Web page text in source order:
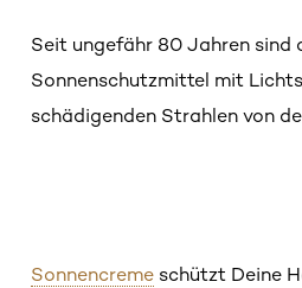
Seit ungefähr 80 Jahren sind
Sonnenschutzmittel mit
schädigenden Strahlen von
Sonnencreme schützt Deine